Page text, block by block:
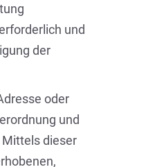
und
der
oder
und
dieser